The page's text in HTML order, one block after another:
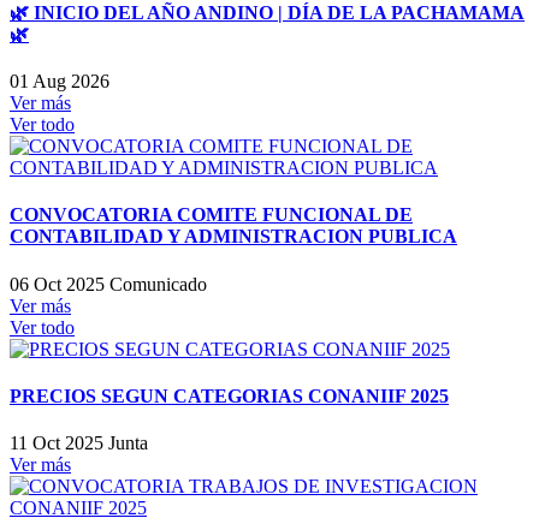
🌿 INICIO DEL AÑO ANDINO | DÍA DE LA PACHAMAMA
🌿
01 Aug 2026
Ver más
Ver todo
CONVOCATORIA COMITE FUNCIONAL DE
CONTABILIDAD Y ADMINISTRACION PUBLICA
06 Oct 2025 Comunicado
Ver más
Ver todo
PRECIOS SEGUN CATEGORIAS CONANIIF 2025
11 Oct 2025 Junta
Ver más